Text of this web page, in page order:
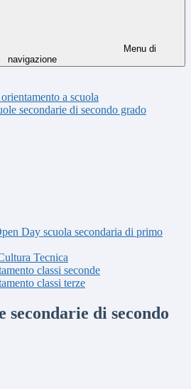
Menu di
navigazione
a scuola
secondarie di secondo grado
Day scuola secondaria di primo
Tecnica
classi seconde
classi terze
secondarie di secondo